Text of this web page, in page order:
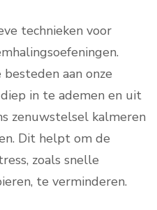
technieken voor
aan onze
in te ademen en uit
zenuwstelsel kalmeren
Dit helpt om de
zoals snelle
te verminderen.